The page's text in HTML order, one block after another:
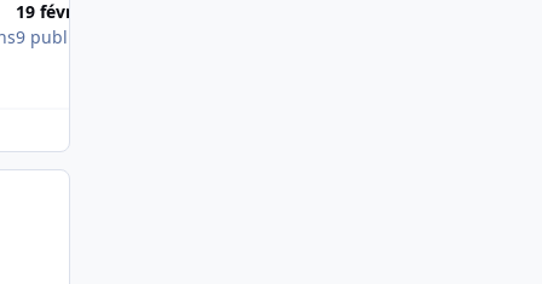
19 févr. 2013
9 publications